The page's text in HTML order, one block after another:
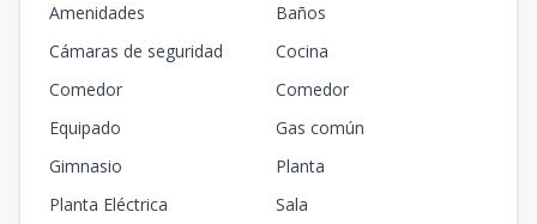
Amenidades
Baños
Cámaras de seguridad
Cocina
Comedor
Comedor
Equipado
Gas común
Gimnasio
Planta
Planta Eléctrica
Sala